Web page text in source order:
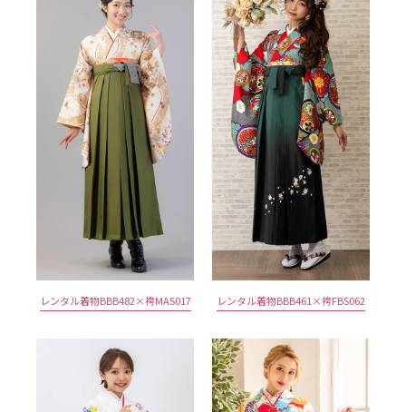
レンタル着物BBB482×袴MAS017 レンタル着物BBB461×袴FBS062